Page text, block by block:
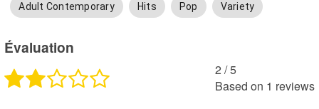
Adult Contemporary Hits Pop Variety
Évaluation
2 /5
Based on 1 reviews